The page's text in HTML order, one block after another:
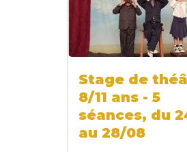
Stage de
8/11 ans - 5
séances, du
au 28/08